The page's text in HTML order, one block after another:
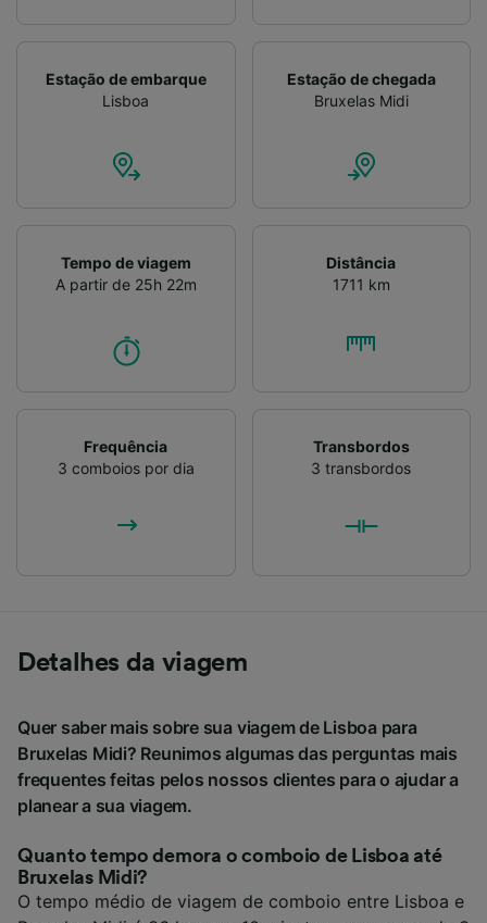
Estação de embarque
Lisboa
Estação de chegada
Bruxelas Midi
Tempo de viagem
A partir de 25h 22m
Distância
1711 km
Frequência
3 comboios por dia
Transbordos
3 transbordos
Detalhes da viagem
Quer saber mais sobre sua viagem de Lisboa para
Bruxelas Midi? Reunimos algumas das perguntas mais
frequentes feitas pelos nossos clientes para o ajudar a
planear a sua viagem.
Quanto tempo demora o comboio de Lisboa até
Bruxelas Midi?
O tempo médio de viagem de comboio entre Lisboa e